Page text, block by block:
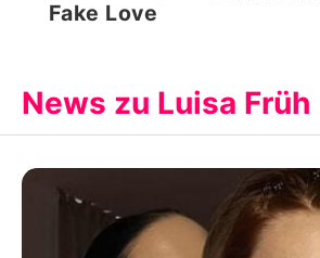
Fake Love
News zu Luisa Früh